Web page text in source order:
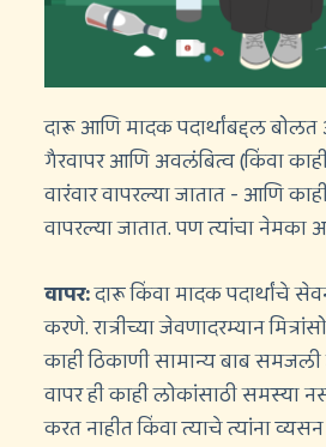
दारू आणि मादक पदार्थांबद्दल बोलत
गैरवापर आणि अवलंबित्व (किंवा
वारंवार वापरल्या जातात - आणि
वापरल्या जातात. पण त्यांचा नेमका
वापर:दारू किंवा मादक पदार्थांचे
करणे. रात्रीच्या जेवणादरम्यान
काही ठिकाणी सामान्य बाब समजली
वापर ही काही लोकांसाठी समस्या
करत नाहीत किंवा त्याचे त्यांना